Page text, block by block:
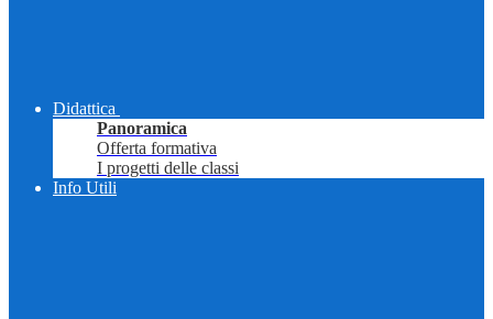
Didattica
Panoramica
Offerta formativa
I progetti delle classi
Info Utili